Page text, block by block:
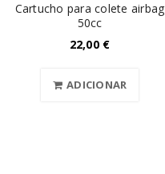
Cartucho para colete airbag
50cc
22,00 €
ADICIONAR